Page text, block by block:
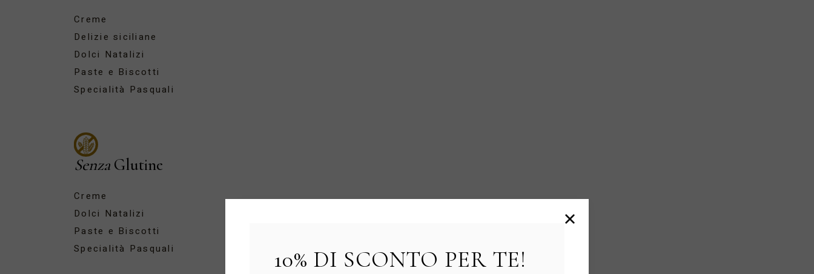
Creme
Delizie siciliane
Dolci Natalizi
Paste e Biscotti
Specialità Pasquali
Senza Glutine
Creme
Dolci Natalizi
Paste e Biscotti
Specialità Pasquali
10% DI SCONTO PER TE!